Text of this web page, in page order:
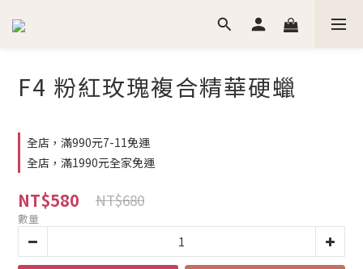
F4 粉紅玫瑰複合精華硬蠟
全店，滿990元7-11免運
全店，滿1990元全家免運
NT$580 NT$680
數量